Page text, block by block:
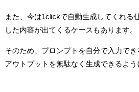
また、今は1clickで自動生成してくれる
した内容が出てくるケースもあります。
そのため、プロンプトを自分で入力で
アウトプットを無駄なく生成できるよう